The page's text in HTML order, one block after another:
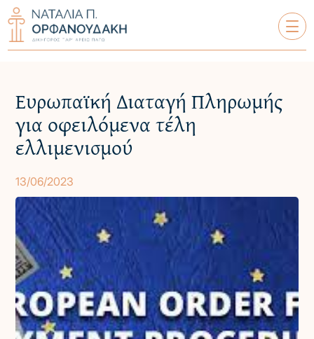
ΝΑΤΑΛΊΑ Π. ΟΡΦΑΝΟΥΔΆΚΗ
ΣΧΕΤΙΚΆ ΜΕ ΕΜΆΣ
ΥΠΗΡΕΣΊΕΣ
ΤΑ ΆΡΘΡΑ ΜΑΣ
Ευρωπαϊκή Διαταγή Πληρωμής
για οφειλόμενα τέλη
ελλιμενισμού
13/06/2023